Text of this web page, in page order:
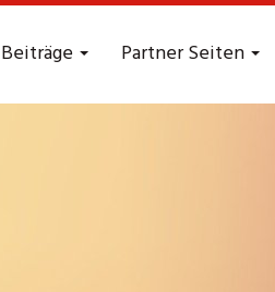
Beiträge Partner Seiten